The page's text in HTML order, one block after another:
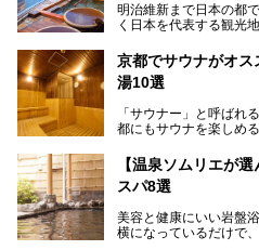
漁師町や商店街で働く
ます。
───
この記事は京都府舞鶴
明治維新まで日本の都
く日本を代表する観光
今回は、そんな京都府
湯を紹介します。
部でレジャー気分を満
ー銭湯を探してみてく
京都でサウナがオ
湯10選
「サウナー」と呼ばれ
都にもサウナを楽しめ
自分の好きなサウナを
ナを体感してみたいで
のある温浴施設を紹介
【温泉ソムリエが
スパ8選
美容と健康にいい岩盤
横になっているだけで